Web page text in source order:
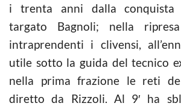
i trenta anni dalla conquista
targato Bagnoli; nella
intraprendenti i clivensi,
utile sotto la guida del tecnico
nella prima frazione le reti
diretto da Rizzoli. Al 9′ ha